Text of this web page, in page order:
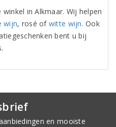
in Alkmaar. Wij helpen
wijn, rosé of witte wijn. Ook
bent u bij
en mooiste